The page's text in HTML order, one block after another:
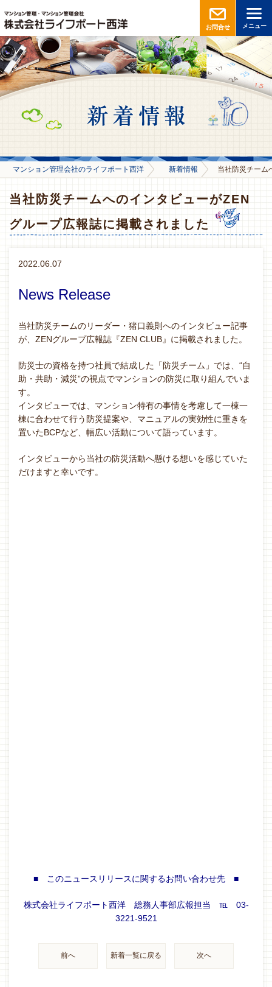
お問合せ メニュー
マンション管理会社のライフポート西洋 新着情報 当社防災チーム
当社防災チームへのインタビューがZEN
グループ広報誌に掲載されました
2022.06.07
News Release
当社防災チームのリーダー・猪口義則へのインタビュー記事
が、ZENグループ広報誌『ZEN CLUB』に掲載されました。
防災士の資格を持つ社員で結成した「防災チーム」では、“自
助・共助・減災”の視点でマンションの防災に取り組んでいま
す。
インタビューでは、マンション特有の事情を考慮して一棟一
棟に合わせて行う防災提案や、マニュアルの実効性に重きを
置いたBCPなど、幅広い活動について語っています。
インタビューから当社の防災活動へ懸ける想いを感じていた
だけますと幸いです。
■ このニュースリリースに関するお問い合わせ先 ■
株式会社ライフポート西洋 総務人事部広報担当 ℡ 03-
3221-9521
前へ 新着一覧に戻る 次へ